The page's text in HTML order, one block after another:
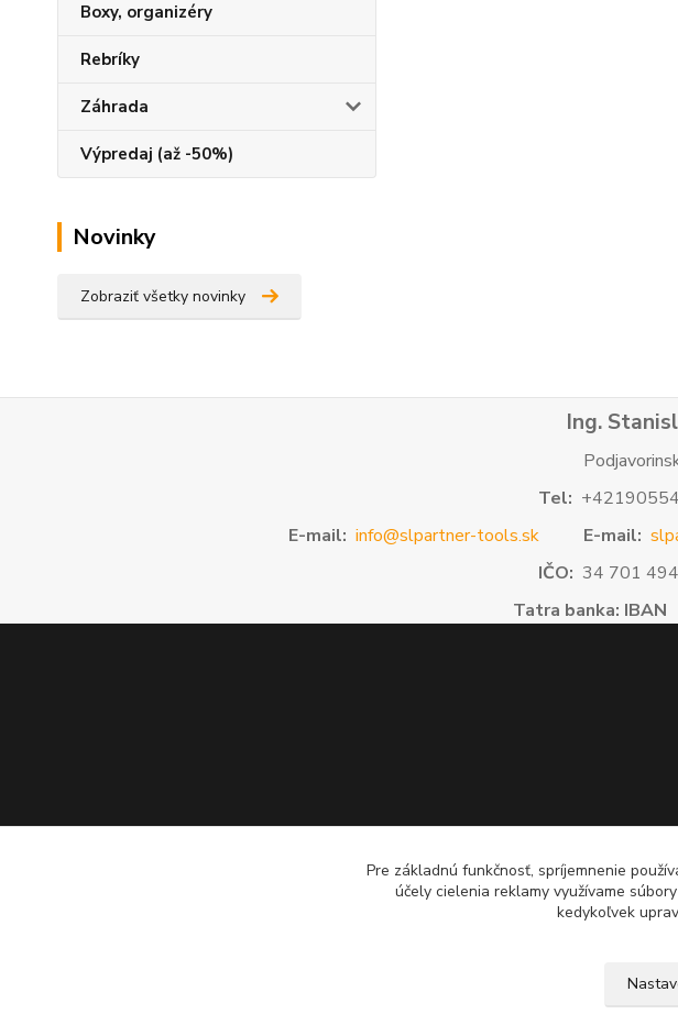
Boxy, organizéry
Rebríky
Záhrada
Výpredaj (až -50%)
Novinky
Zobraziť všetky novinky
Ing.
Tel:
E-mail: info@slpartner-tools.sk E-mail:
IČO: 34 701
Tatra banka: IBAN
Pre základnú funkčnosť, spríjemnenie
účely cielenia reklamy využívame
kedykoľvek